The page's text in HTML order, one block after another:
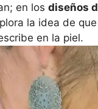
en los diseños
la idea de
en la piel.